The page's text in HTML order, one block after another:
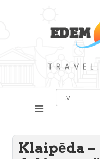
Klaipēda